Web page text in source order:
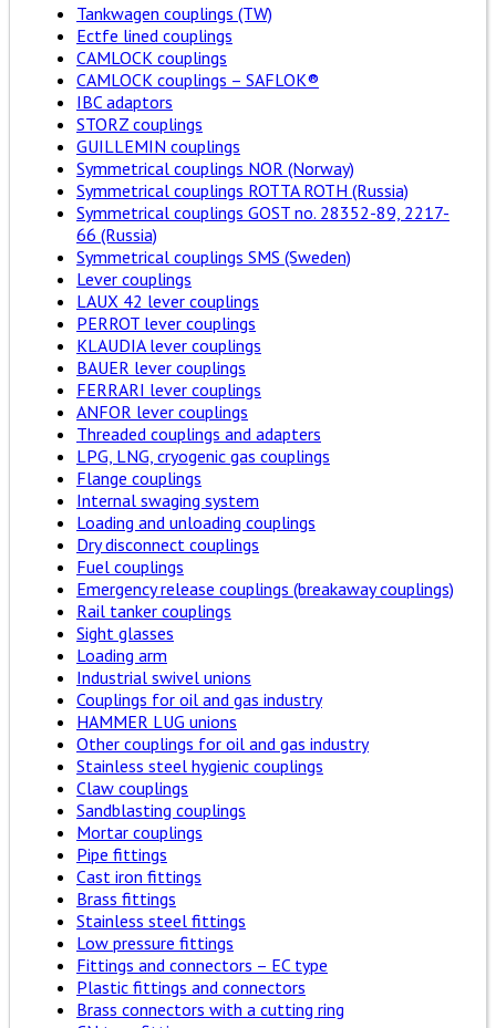
Tankwagen couplings (TW)
Ectfe lined couplings
CAMLOCK couplings
CAMLOCK couplings – SAFLOK®
IBC adaptors
STORZ couplings
GUILLEMIN couplings
Symmetrical couplings NOR (Norway)
Symmetrical couplings ROTTA ROTH (Russia)
Symmetrical couplings GOST no. 28352-89, 2217-
66 (Russia)
Symmetrical couplings SMS (Sweden)
Lever couplings
LAUX 42 lever couplings
PERROT lever couplings
KLAUDIA lever couplings
BAUER lever couplings
FERRARI lever couplings
ANFOR lever couplings
Threaded couplings and adapters
LPG, LNG, cryogenic gas couplings
Flange couplings
Internal swaging system
Loading and unloading couplings
Dry disconnect couplings
Fuel couplings
Emergency release couplings (breakaway couplings)
Rail tanker couplings
Sight glasses
Loading arm
Industrial swivel unions
Couplings for oil and gas industry
HAMMER LUG unions
Other couplings for oil and gas industry
Stainless steel hygienic couplings
Claw couplings
Sandblasting couplings
Mortar couplings
Pipe fittings
Cast iron fittings
Brass fittings
Stainless steel fittings
Low pressure fittings
Fittings and connectors – EC type
Plastic fittings and connectors
Brass connectors with a cutting ring